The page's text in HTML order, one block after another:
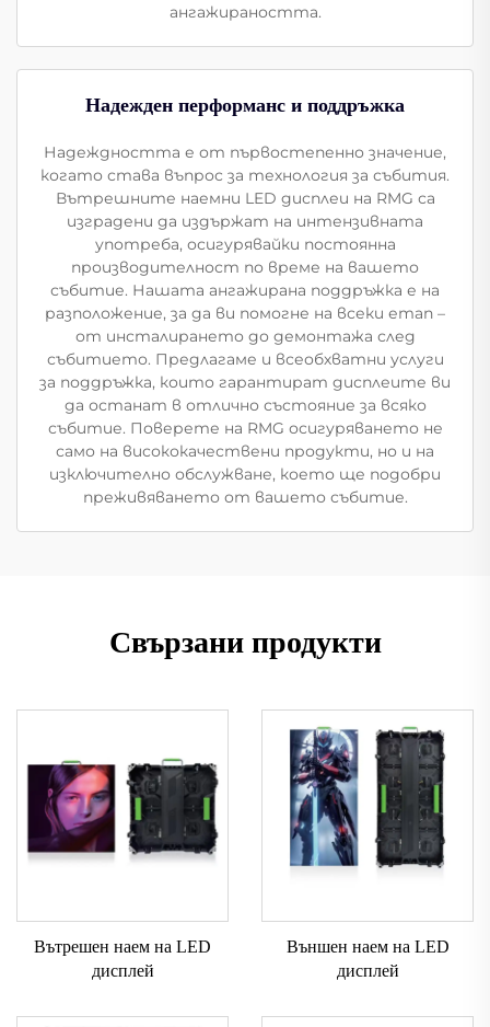
ангажираността.
Надежден перформанс и поддръжка
Надеждността е от първостепенно значение,
когато става въпрос за технология за събития.
Вътрешните наемни LED дисплеи на RMG са
изградени да издържат на интензивната
употреба, осигурявайки постоянна
производителност по време на вашето
събитие. Нашата ангажирана поддръжка е на
разположение, за да ви помогне на всеки етап –
от инсталирането до демонтажа след
събитието. Предлагаме и всеобхватни услуги
за поддръжка, които гарантират дисплеите ви
да останат в отлично състояние за всяко
събитие. Поверете на RMG осигуряването не
само на висококачествени продукти, но и на
изключително обслужване, което ще подобри
преживяването от вашето събитие.
Свързани продукти
Вътрешен наем на LED
дисплей
Външен наем на LED
дисплей